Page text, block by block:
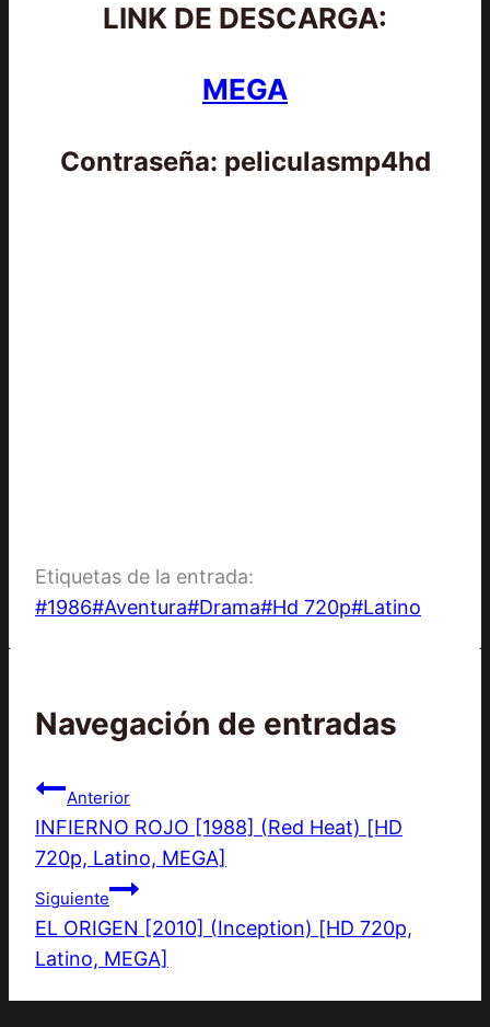
LINK DE DESCARGA:
MEGA
Contraseña: peliculasmp4hd
Etiquetas de la entrada:
#1986#Aventura#Drama#Hd 720p#Latino
Navegación de entradas
Anterior
INFIERNO ROJO [1988] (Red Heat) [HD
720p, Latino, MEGA]
Siguiente
EL ORIGEN [2010] (Inception) [HD 720p,
Latino, MEGA]